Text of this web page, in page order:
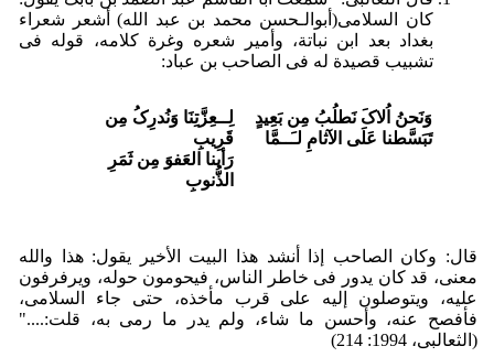
کان السلامی(أبوالـحسن محمد بن عبد الله) أشعر شعراء
بغداد بعد ابن نباتة، وأمیر شعره وغرة کلامه، قوله فی
تشبیب قصیدة له فی الصاحب بن عباد:
وَنَحنُ اُلاکَ نَطلُبُ مِن بَعِیدٍ
تَبَسَّطنا عَلَى الآثامِ لـَــمَّا
لِــعِزَّتِنَا وَنُدرِکُ مِن
قَرِیبِ
رَأینا العَفوَ مِن ثَمَرِ
الذُّنوبِ
قال: وکان الصاحب إذا أنشد هذا البیت الأخیر یقول: هذا والله
معنى، قد کان یدور فی خاطر الناس، فیحومون حوله، ویرفرفون
علیه، ویتوصلون إلیه على قرب مأخذه، حتى جاء السلامی،
فأفصح عنه، وأحسن ما شاء، ولم یدر ما رمى به، قلت:...."
(الثعالبی، 1994: 214)